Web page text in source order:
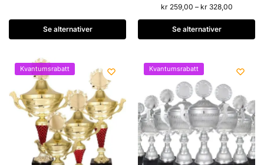
Se alternativer
kr259,00 – kr328,00
Se alternativer
Kvantumsrabatt Kvantumsrabatt